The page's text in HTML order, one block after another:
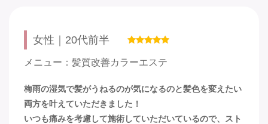
女性｜20代前半
メニュー：髪質改善カラーエステ
梅雨の湿気で髪がうねるのが気になるのと髪色を変えたい
両方を叶えていただきました！
いつも痛みを考慮して施術していただいているので、スト